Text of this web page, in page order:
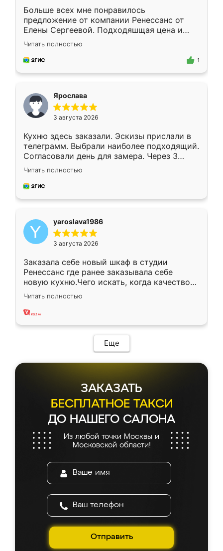
Больше всех мне понравилось
предложение от компании Ренессанс от
Елены Сергеевой. Подходяшщая цена и
короткие сроки изготовления. Приехавший
для замера сотрудник Владислав
предложил по моему эскизу самый
Читать полностью
1
Ярослава
3 августа 2026
Кухню здесь заказали. Эскизы прислали в
телеграмм. Выбрали наиболее подходящий.
Согласовали день для замера. Через 3
недели кухня была уже готова. Остались
довольны работой. Спасибо Ренессанс
мебель за качественную работу!
Читать полностью
yaroslava1986
3 августа 2026
Заказала себе новый шкаф в студии
Ренессанс где ранее заказывала себе
новую кухню.Чего искать, когда качеством
вполне довольна. Служит кухня уже почти
два года, нареканий нет.
Читать полностью
Еще
ЗАКАЗАТЬ
БЕСПЛАТНОЕ ТАКСИ
ДО НАШЕГО САЛОНА
Из любой точки Москвы и
Московской области!
Отправить